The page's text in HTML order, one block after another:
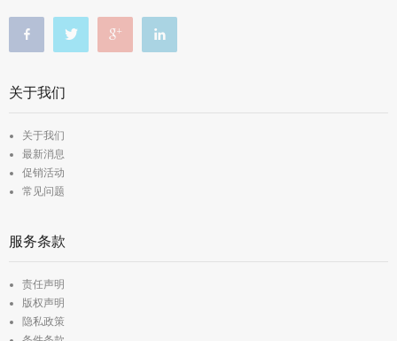
关于我们
关于我们
最新消息
促销活动
常见问题
服务条款
责任声明
版权声明
隐私政策